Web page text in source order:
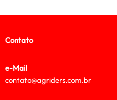
Contato
e-Mail
contato@agriders.com.br